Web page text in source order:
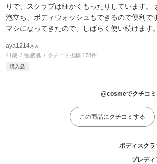
りで、スクラブは細かくもったりしています。
泡立ち、ボディウォッシュもできるので便利で
マシになってきたので、しばらく使い続けます。
aya1214さん
41歳 敏感肌 クチコミ投稿 178件
購入品
@cosmeでクチコ
この商品にクチコミする
ボディスク
プレデ